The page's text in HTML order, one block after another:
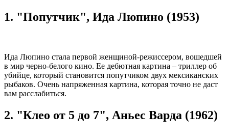
1. "Попутчик", Ида Люпино (1953)
Ида Люпино стала первой женщиной-режиссером, вошедшей
в мир черно-белого кино. Ее дебютная картина – триллер об
убийце, который становится попутчиком двух мексиканских
рыбаков. Очень напряженная картина, которая точно не даст
вам расслабиться.
2. "Клео от 5 до 7", Аньес Варда (1962)